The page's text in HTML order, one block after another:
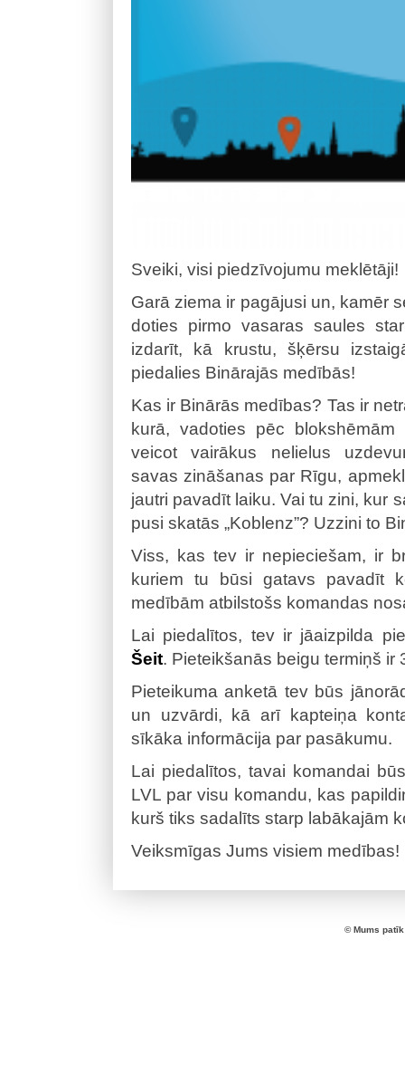
Sveiki, visi piedzīvojumu meklētāji!
Garā ziema ir pagājusi un, kamēr
doties pirmo vasaras saules
izdarīt, kā krustu, šķērsu
piedalies Binārajās medībās!
Kas ir Binārās medības? Tas ir
kurā, vadoties pēc
veicot vairākus nelielus
savas zināšanas par Rīgu,
jautri pavadīt laiku. Vai tu zini, kur
pusi skatās „Koblenz”? Uzzini to
Viss, kas tev ir nepieciešam, ir
kuriem tu būsi gatavs pavadīt
medībām atbilstošs komandas
Lai piedalītos, tev ir jāaizpilda
Šeit. Pieteikšanās beigu termiņš ir
Pieteikuma anketā tev būs
un uzvārdi, kā arī kapteiņa
sīkāka informācija par pasākumu.
Lai piedalītos, tavai komandai
LVL par visu komandu, kas
kurš tiks sadalīts starp labākajām
Veiksmīgas Jums visiem medības!
© Mums